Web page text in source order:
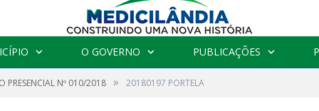
O GOVERNO PUBLICAÇÕES
PRESENCIAL Nº 010/2018 » 20180197 PORTELA